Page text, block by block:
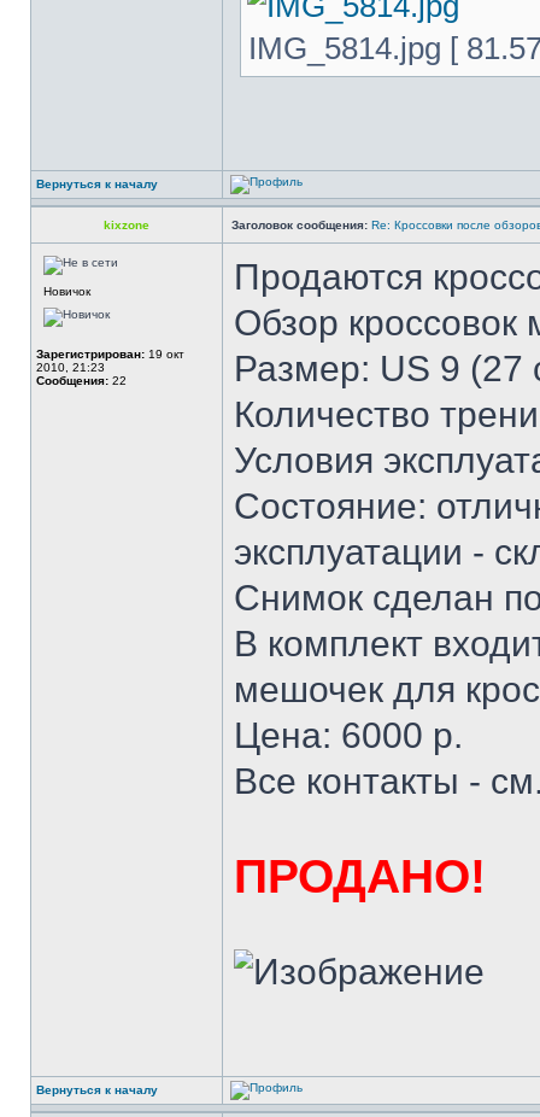
IMG_5814.jpg [
Вернуться к началу
kixzone Заголовок сообщения: Re: Кроссовки после
Новичок
Зарегистрирован: 19 окт
2010, 21:23
Сообщения: 22
Продаются
Обзор
Размер: US 9 (27
Количество
Условия
Состояние:
эксплуатации -
Снимок сделан
В комплект
мешочек для
Цена: 6000 р.
Все контакты -
ПРОДАНО!
Вернуться к началу